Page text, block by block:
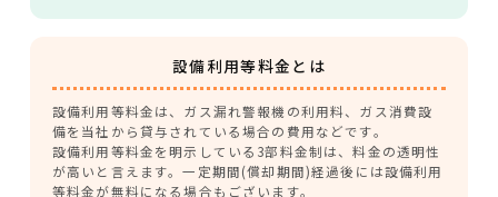
設備利用等料金とは
設備利用等料金は、ガス漏れ警報機の利用料、ガス消費設
備を当社から貸与されている場合の費用などです。
設備利用等料金を明示している3部料金制は、料金の透明性
が高いと言えます。一定期間(償却期間)経過後には設備利用
等料金が無料になる場合もございます。